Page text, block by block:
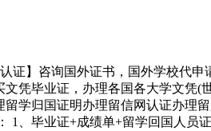
证】咨询国外证书，国外学校代
毕业证，办理各国各大学文凭(
学归国证明办理留信网认证办理
、毕业证+成绩单+留学回国人